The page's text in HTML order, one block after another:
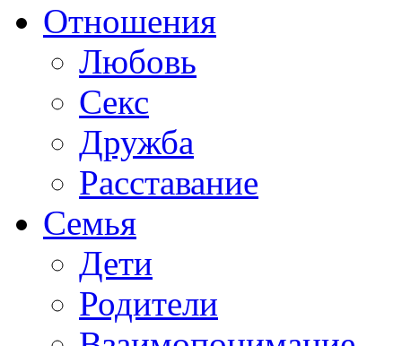
Отношения
Любовь
Секс
Дружба
Расставание
Семья
Дети
Родители